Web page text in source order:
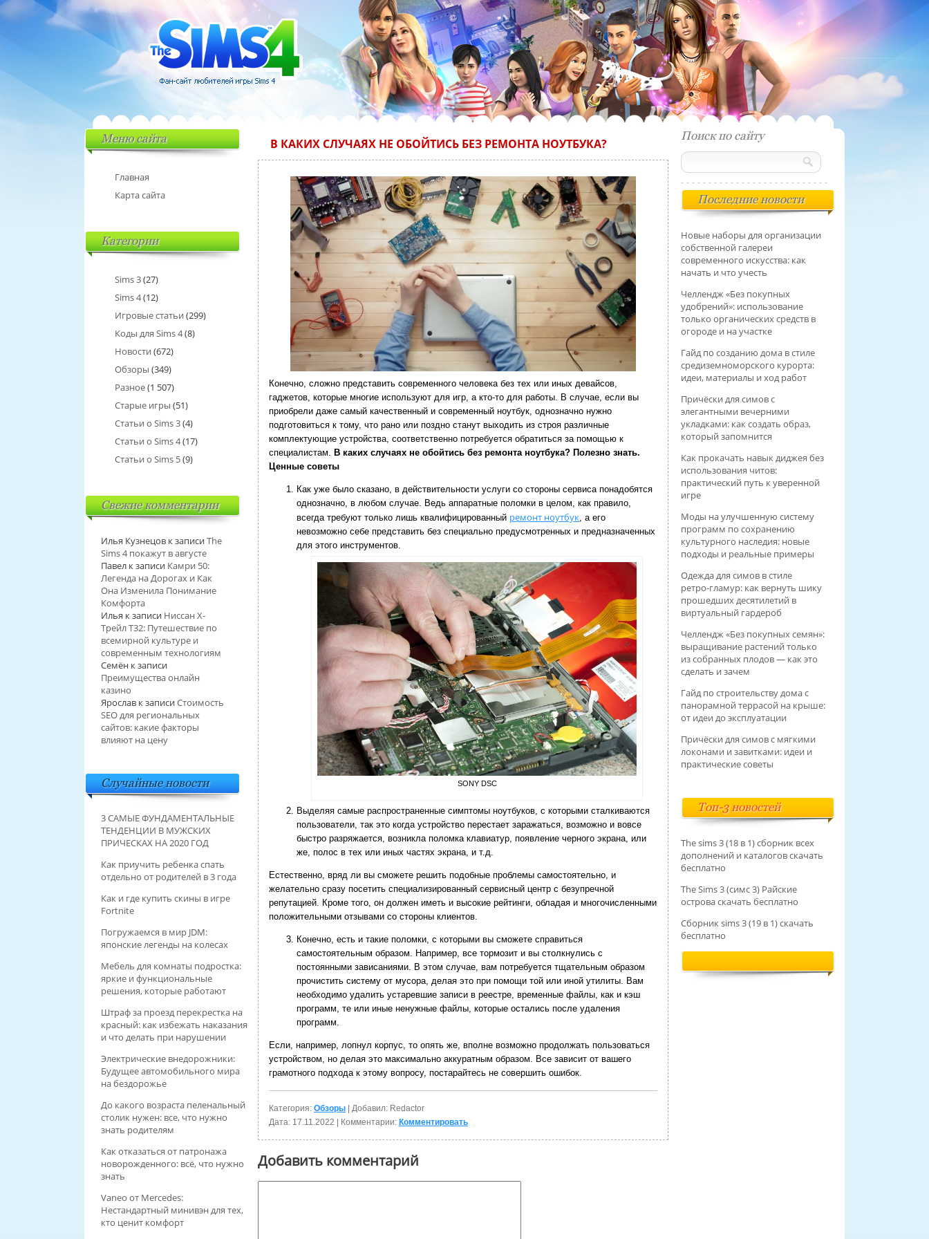
В КАКИХ СЛУЧАЯХ НЕ ОБОЙТИСЬ БЕЗ РЕМОНТА НОУТБУКА?
Конечно, сложно представить современного человека без тех или иных девайсов,
гаджетов, которые многие используют для игр, а кто-то для работы. В случае, если вы
приобрели даже самый качественный и современный ноутбук, однозначно нужно
подготовиться к тому, что рано или поздно станут выходить из строя различные
комплектующие устройства, соответственно потребуется обратиться за помощью к
специалистам. В каких случаях не обойтись без ремонта ноутбука? Полезно знать.
Ценные советы
Как уже было сказано, в действительности услуги со стороны сервиса понадобятся
однозначно, в любом случае. Ведь аппаратные поломки в целом, как правило,
всегда требуют только лишь квалифицированный ремонт ноутбук , а его
невозможно себе представить без специально предусмотренных и предназначенных
для этого инструментов.
SONY DSC
Выделяя самые распространенные симптомы ноутбуков, с которыми сталкиваются
пользователи, так это когда устройство перестает заражаться, возможно и вовсе
быстро разряжается, возникла поломка клавиатур, появление черного экрана, или
же, полос в тех или иных частях экрана, и т.д.
Естественно, вряд ли вы сможете решить подобные проблемы самостоятельно, и
желательно сразу посетить специализированный сервисный центр с безупречной
репутацией. Кроме того, он должен иметь и высокие рейтинги, обладая и многочисленными
положительными отзывами со стороны клиентов.
Конечно, есть и такие поломки, с которыми вы сможете справиться
самостоятельным образом. Например, все тормозит и вы столкнулись с
постоянными зависаниями. В этом случае, вам потребуется тщательным образом
прочистить систему от мусора, делая это при помощи той или иной утилиты. Вам
необходимо удалить устаревшие записи в реестре, временные файлы, как и кэш
программ, те или иные ненужные файлы, которые остались после удаления
программ.
Если, например, лопнул корпус, то опять же, вполне возможно продолжать пользоваться
устройством, но делая это максимально аккуратным образом. Все зависит от вашего
грамотного подхода к этому вопросу, постарайтесь не совершить ошибок.
Категория: Обзоры | Добавил: Redactor
Дата: 17.11.2022 | Комментарии: Комментировать
Добавить комментарий
Меню сайта
Главная
Карта сайта
Категории
Sims 3(27)
Sims 4(12)
Игровые статьи (299)
Коды для Sims 4(8)
Новости (672)
Обзоры (349)
Разное(1 507)
Старые игры (51)
Статьи о Sims 3(4)
Статьи о Sims 4(17)
Статьи о Sims 5(9)
Свежие комментарии
Илья Кузнецов к записиThe
Sims 4 покажут в августе
Павел к записи Камри 50:
Легенда на Дорогах и Как
Она Изменила Понимание
Комфорта
Илья к записи Ниссан Х-
Трейл T32: Путешествие по
всемирной культуре и
современным технологиям
Семён к записи
Преимущества онлайн
казино
Ярослав к записиСтоимость
SEO для региональных
сайтов: какие факторы
влияют на цену
Случайные новости
3 САМЫЕ ФУНДАМЕНТАЛЬНЫЕ
ТЕНДЕНЦИИ В МУЖСКИХ
ПРИЧЕСКАХ НА 2020 ГОД
Как приучить ребенка спать
отдельно от родителей в 3 года
Как и где купить скины в игре
Fortnite
Погружаемся в мир JDM:
японские легенды на колесах
Мебель для комнаты подростка:
яркие и функциональные
решения, которые работают
Штраф за проезд перекрестка на
красный: как избежать наказания
и что делать при нарушении
Электрические внедорожники:
Будущее автомобильного мира
на бездорожье
До какого возраста пеленальный
столик нужен: все, что нужно
знать родителям
Как отказаться от патронажа
новорожденного: всё, что нужно
знать
Vaneo от Mercedes:
Нестандартный минивэн для тех,
кто ценит комфорт
Поиск по сайту
Последние новости
Новые наборы для организации
собственной галереи
современного искусства: как
начать и что учесть
Челлендж «Без покупных
удобрений»: использование
только органических средств в
огороде и на участке
Гайд по созданию дома в стиле
средиземноморского курорта:
идеи, материалы и ход работ
Причёски для симов с
элегантными вечерними
укладками: как создать образ,
который запомнится
Как прокачать навык диджея без
использования читов:
практический путь к уверенной
игре
Моды на улучшенную систему
программ по сохранению
культурного наследия: новые
подходы и реальные примеры
Одежда для симов в стиле
ретро‑гламур: как вернуть шику
прошедших десятилетий в
виртуальный гардероб
Челлендж «Без покупных семян»:
выращивание растений только
из собранных плодов — как это
сделать и зачем
Гайд по строительству дома с
панорамной террасой на крыше:
от идеи до эксплуатации
Причёски для симов с мягкими
локонами и завитками: идеи и
практические советы
Топ-3 новостей
The sims 3 (18 в 1) сборник всех
дополнений и каталогов скачать
бесплатно
The Sims 3 (симс 3) Райские
острова скачать бесплатно
Сборник sims 3 (19 в 1) скачать
бесплатно